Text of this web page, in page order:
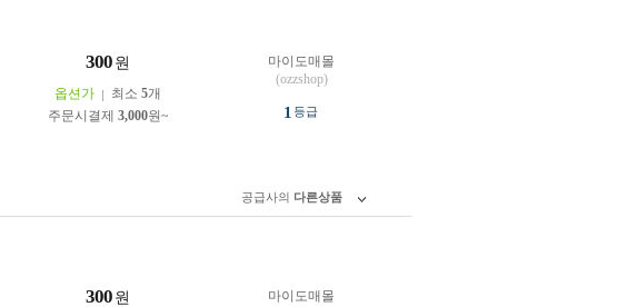
300 원
옵션가 최소 5개
주문시결제 3,000원~
마이도매몰
(ozzshop)
1 등급
공급사의 다른상품
300 원
마이도매몰